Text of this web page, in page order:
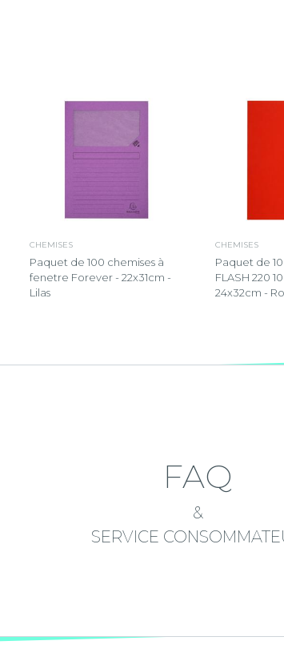
CHEMISES
Paquet de 100 chemises à
fenetre Forever - 22x31cm -
Lilas
CHEMISES
Paquet de
FLASH 220
24x32cm -
FAQ
&
SERVICE